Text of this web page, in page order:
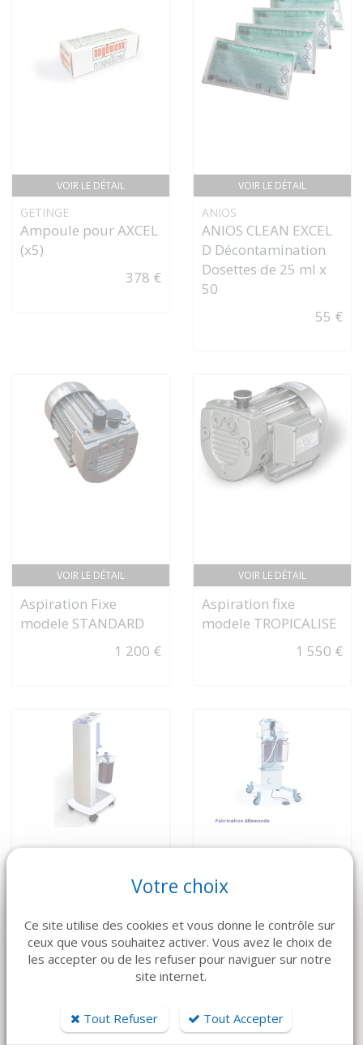
VOIR LE DÉTAIL
GETINGE
Ampoule pour AXCEL
(x5)
378 €
VOIR LE DÉTAIL
ANIOS
ANIOS CLEAN EXCEL
D Décontamination
Dosettes de 25 ml x
50
55 €
VOIR LE DÉTAIL
Aspiration Fixe
modele STANDARD
1 200 €
VOIR LE DÉTAIL
Aspiration fixe
modele TROPICALISE
1 550 €
Aspiration mobile
C451 ATMOS
MEDAP
Aspiration mobile
Twista 1070
Votre choix
Ce site utilise des cookies et vous donne le contrôle sur
ceux que vous souhaitez activer. Vous avez le choix de
les accepter ou de les refuser pour naviguer sur notre
site internet.
Tout Refuser Tout Accepter